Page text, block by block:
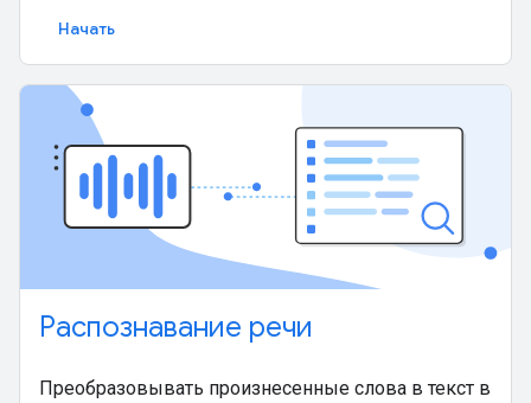
Начать
Распознавание речи
Преобразовывать произнесенные слова в текст в